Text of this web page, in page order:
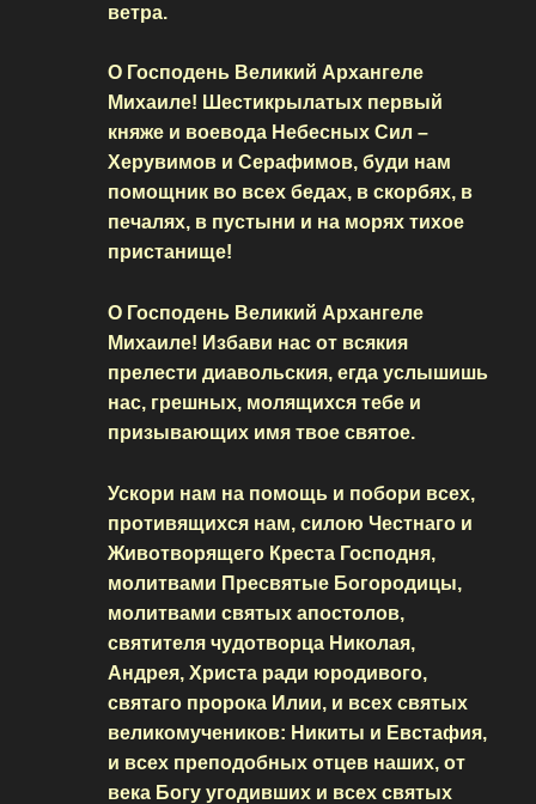
ветра.
О Господень Великий Архангеле
Михаиле! Шестикрылатых первый
княже и воевода Небесных Сил –
Херувимов и Серафимов, буди нам
помощник во всех бедах, в скорбях, в
печалях, в пустыни и на морях тихое
пристанище!
О Господень Великий Архангеле
Михаиле! Избави нас от всякия
прелести диавольския, егда услышишь
нас, грешных, молящихся тебе и
призывающих имя твое святое.
Ускори нам на помощь и побори всех,
противящихся нам, силою Честнаго и
Животворящего Креста Господня,
молитвами Пресвятые Богородицы,
молитвами святых апостолов,
святителя чудотворца Николая,
Андрея, Христа ради юродивого,
святаго пророка Илии, и всех святых
великомучеников: Никиты и Евстафия,
и всех преподобных отцев наших, от
века Богу угодивших и всех святых